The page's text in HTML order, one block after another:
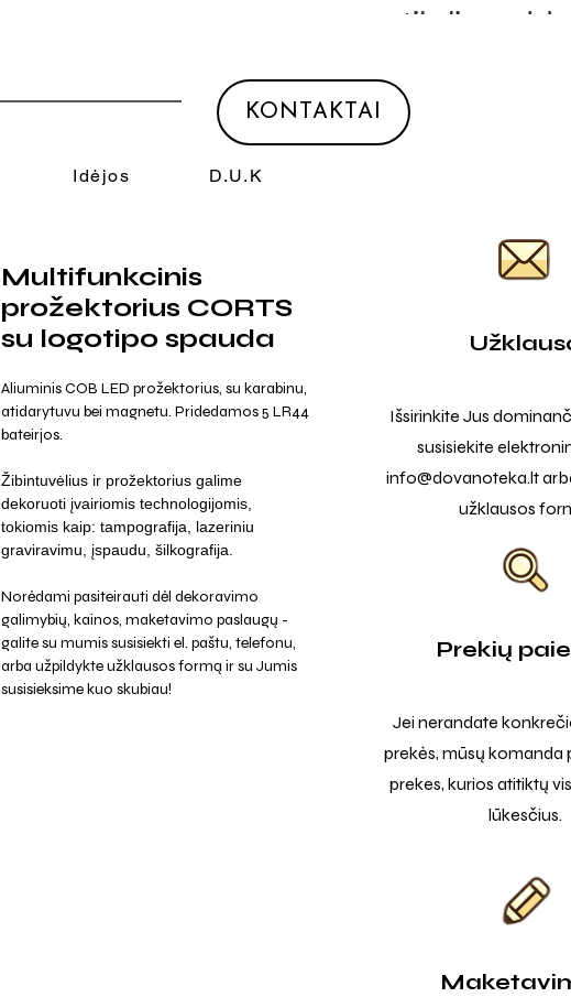
Idėjos D.U.K
KONTAKTAI
Multifunkcinis
prožektorius CORTS
su logotipo spauda
Aliuminis COB LED prožektorius, su karabinu,
atidarytuvu bei magnetu. Pridedamos 5 LR44
bateirjos.
Žibintuvėlius ir prožektorius galime
dekoruoti įvairiomis technologijomis,
tokiomis kaip: tampografija, lazeriniu
graviravimu, įspaudu, šilkografija.
Norėdami pasiteirauti dėl dekoravimo
galimybių, kainos, maketavimo paslaugų -
galite su mumis susisiekti el. paštu, telefonu,
arba užpildykte užklausos formą ir su Jumis
susisieksime kuo skubiau!
Išsirinkite Jus
susisiekite
info@dovanoteka.lt
užklausos
Prekių
Jei nerandate
prekės, mūsų komanda
prekes, kurios atitiktų
lūkesčius.